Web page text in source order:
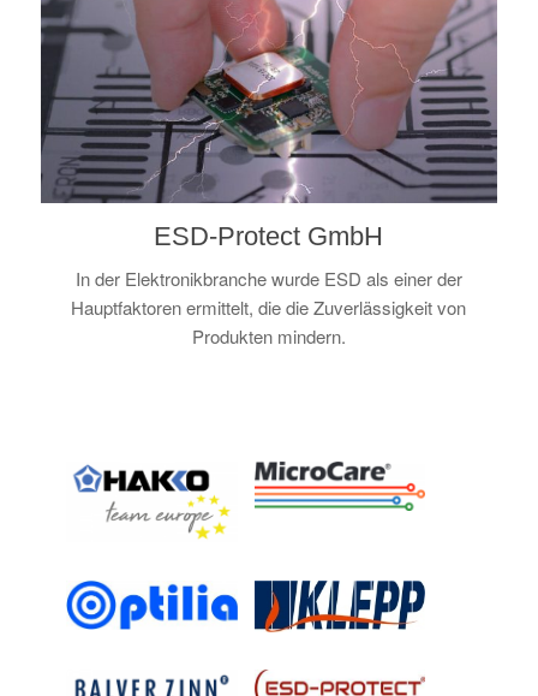
ESD-Protect GmbH
In der Elektronikbranche wurde ESD als einer der
Hauptfaktoren ermittelt, die die Zuverlässigkeit von
Produkten mindern.